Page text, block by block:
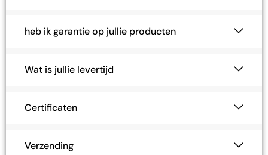
heb ik garantie op jullie producten
Wat is jullie levertijd
Certificaten
Verzending